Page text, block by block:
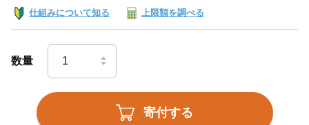
仕組みについて知る 上限額を調べる
数量
寄付する